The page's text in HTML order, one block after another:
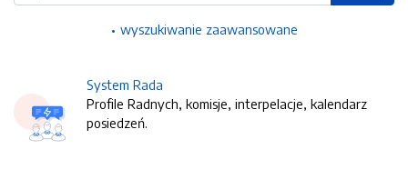
wyszukiwanie zaawansowane
System Rada
Profile Radnych, komisje, interpelacje, kalendarz
posiedzeń.